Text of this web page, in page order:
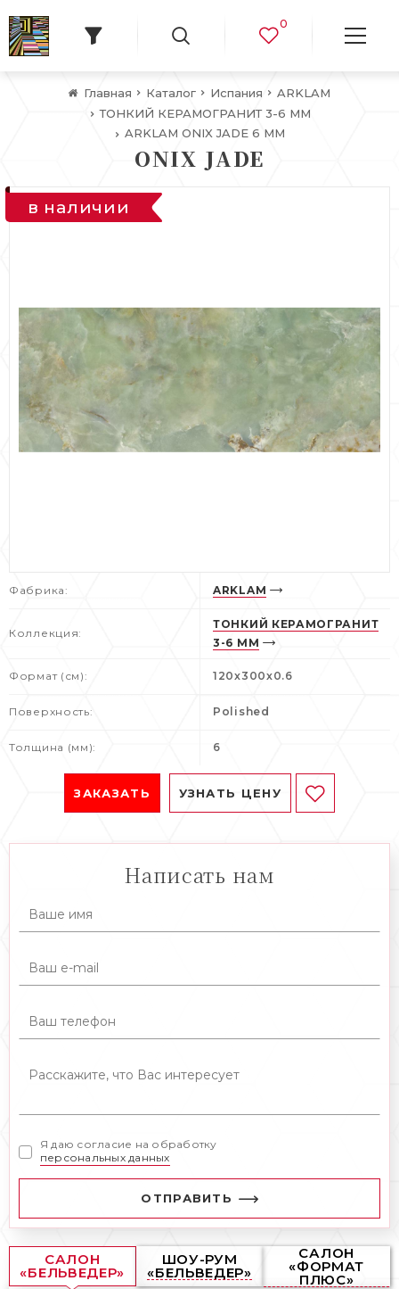
0
Главная Каталог Испания
ARKLAM
ТОНКИЙ КЕРАМОГРАНИТ 3-6 ММ
ARKLAM ONIX JADE 6 MM
ONIX JADE
в наличии
Фабрика: ARKLAM
Коллекция:
ТОНКИЙ КЕРАМОГРАНИТ
3-6 ММ
Формат (см): 120x300x0.6
Поверхность: Polished
Толщина (мм): 6
ЗАКАЗАТЬ УЗНАТЬ ЦЕНУ
Написать нам
Я даю согласие на обработку
персональных данных
ОТПРАВИТЬ
САЛОН
«БЕЛЬВЕДЕР»
ШОУ-РУМ
«БЕЛЬВЕДЕР»
САЛОН
«ФОРМАТ
ПЛЮС»